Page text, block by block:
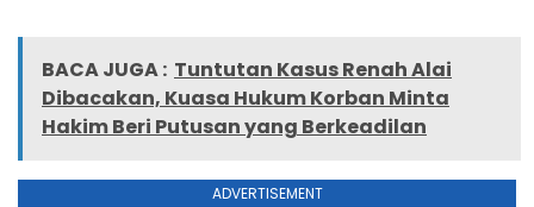
BACA JUGA : Tuntutan Kasus Renah Alai
Dibacakan, Kuasa Hukum Korban Minta
Hakim Beri Putusan yang Berkeadilan
ADVERTISEMENT